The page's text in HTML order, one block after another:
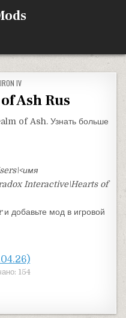
ВIV
Ash Rus
of Ash. Узнать больше
Interactive\Hearts of
и добавьте мод в игровой
154